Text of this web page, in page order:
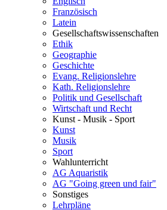
Französisch
Latein
Gesellschaftswissenschaften
Ethik
Geographie
Geschichte
Evang. Religionslehre
Kath. Religionslehre
Politik und Gesellschaft
Wirtschaft und Recht
Kunst - Musik - Sport
Kunst
Musik
Sport
Wahlunterricht
AG Aquaristik
AG "Going green und fair"
Sonstiges
Lehrpläne